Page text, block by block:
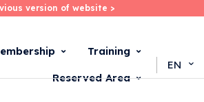
Skip
content
version of website >
version of website >
Training
Reserved Area
EN